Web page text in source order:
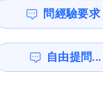
問經驗要求
自由提問...